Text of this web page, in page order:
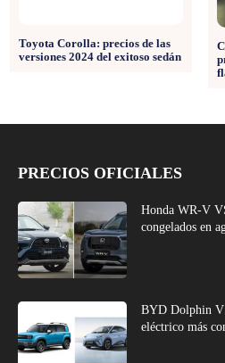
Toyota Corolla: precios de las
versiones 2024 del exitoso sedán
PRECIOS OFICIALES
Honda WR-V
congelados en
BYD Dolphin
eléctrico más